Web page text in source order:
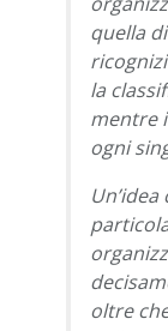
quella
la
mentre
ogni
oltre